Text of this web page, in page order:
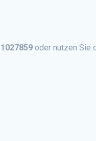
oder nutzen Sie